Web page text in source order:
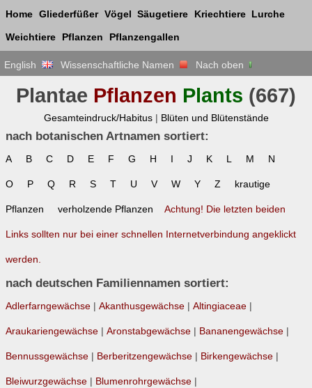
Home Gliederfüßer Vögel Säugetiere Kriechtiere Lurche
Weichtiere Pflanzen Pflanzengallen
English Wissenschaftliche Namen Nach oben
Plantae Pflanzen Plants (667)
Gesamteindruck/Habitus| Blüten und Blütenstände
nach botanischen Artnamen sortiert:
A B C D E F G H I J K L M N
O P Q R S T U V W Y Z krautige
Pflanzen verholzende Pflanzen Achtung! Die letzten beiden
Links sollten nur bei einer schnellen Internetverbindung angeklickt
werden.
nach deutschen Familiennamen sortiert:
Adlerfarngewächse | Akanthusgewächse | Altingiaceae |
Araukariengewächse | Aronstabgewächse | Bananengewächse |
Bennussgewächse | Berberitzengewächse | Birkengewächse |
Bleiwurzgewächse | Blumenrohrgewächse |